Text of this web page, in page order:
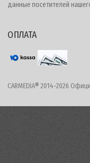
данные посетителей
ОПЛАТА
CARMEDIA® 2014-2026